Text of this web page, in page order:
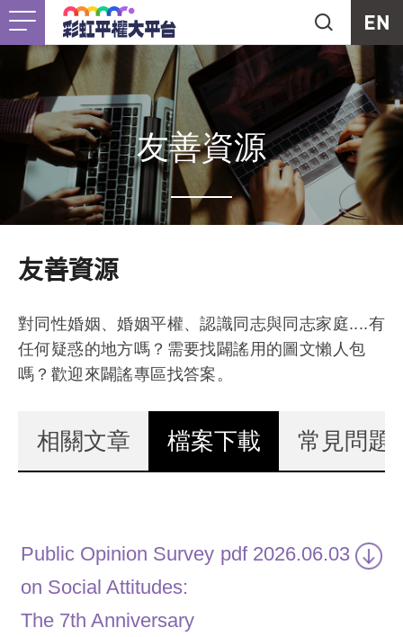
首頁
關於我們
最新消息
工作計畫
支持我們
演講邀約
Jump to Main content
友善資源
友善資源
對同性婚姻、婚姻平權、認識同志與同志家庭....有
任何疑惑的地方嗎？需要找闢謠用的圖文懶人包
嗎？歡迎來闢謠專區找答案。
相關文章 檔案下載 (作用中頁籤)
常見問題
Public Opinion Survey
on Social Attitudes:
The 7th Anniversary
pdf 2026.06.03